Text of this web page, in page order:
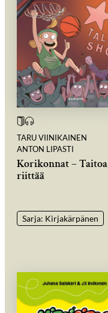
TARU VIINIKAINEN
ANTON LIPASTI
Korikonnat – Taitoa
riittää
Sarja: Kirjakärpänen